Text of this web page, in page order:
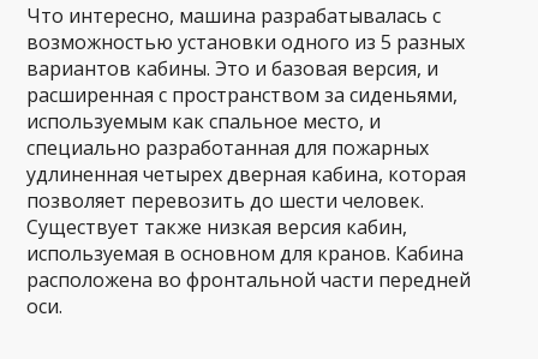
Что интересно, машина разрабатывалась с
возможностью установки одного из 5 разных
вариантов кабины. Это и базовая версия, и
расширенная с пространством за сиденьями,
используемым как спальное место, и
специально разработанная для пожарных
удлиненная четырех дверная кабина, которая
позволяет перевозить до шести человек.
Существует также низкая версия кабин,
используемая в основном для кранов. Кабина
расположена во фронтальной части передней
оси.